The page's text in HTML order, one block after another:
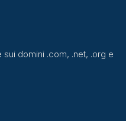
domini .com, .net, .org e